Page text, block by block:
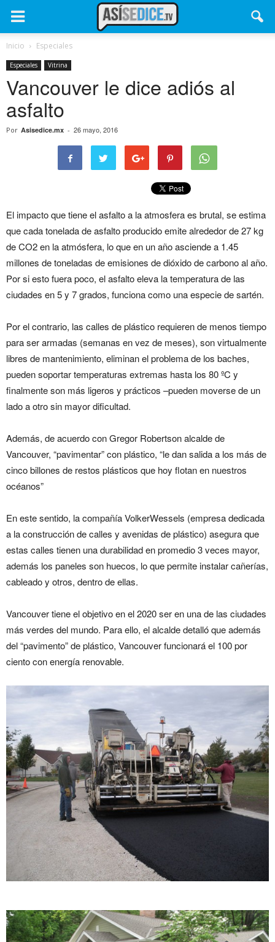
Inicio Especiales
Especiales Vitrina
Vancouver le dice adiós al
asfalto
Por Asisedice.mx - 26 mayo, 2016
El impacto que tiene el asfalto a la atmosfera es brutal, se estima
que cada tonelada de asfalto producido emite alrededor de 27 kg
de CO2 en la atmósfera, lo que en un año asciende a 1.45
millones de toneladas de emisiones de dióxido de carbono al año.
Por si esto fuera poco, el asfalto eleva la temperatura de las
ciudades en 5 y 7 grados, funciona como una especie de sartén.
Por el contrario, las calles de plástico requieren de menos tiempo
para ser armadas (semanas en vez de meses), son virtualmente
libres de mantenimiento, eliminan el problema de los baches,
pueden soportar temperaturas extremas hasta los 80 ºC y
finalmente son más ligeros y prácticos –pueden moverse de un
lado a otro sin mayor dificultad.
Además, de acuerdo con Gregor Robertson alcalde de
Vancouver, “pavimentar” con plástico, “le dan salida a los más de
cinco billones de restos plásticos que hoy flotan en nuestros
océanos”
En este sentido, la compañía VolkerWessels (empresa dedicada
a la construcción de calles y avenidas de plástico) asegura que
estas calles tienen una durabilidad en promedio 3 veces mayor,
además los paneles son huecos, lo que permite instalar cañerías,
cableado y otros, dentro de ellas.
Vancouver tiene el objetivo en el 2020 ser en una de las ciudades
más verdes del mundo. Para ello, el alcalde detalló que además
del “pavimento” de plástico, Vancouver funcionará el 100 por
ciento con energía renovable.